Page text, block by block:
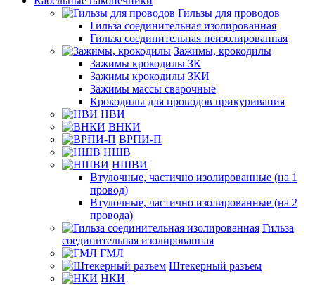
Гильзы для проводов
Гильза соединительная изолированная
Гильза соединительная неизолированная
Зажимы, крокодилы
Зажимы крокодилы ЗК
Зажимы крокодилы ЗКИ
Зажимы массы сварочные
Крокодилы для проводов прикуривания
НВИ
ВНКИ
ВРПИ-П
НШВ
НШВИ
Втулочные, частично изолированные (на 1
провод)
Втулочные, частично изолированные (на 2
провода)
Гильза
соединительная изолированная
ГМЛ
Штекерный разъем
НКИ